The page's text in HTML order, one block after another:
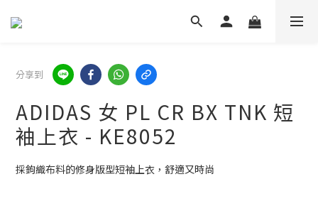
分享到
ADIDAS 女 PL CR BX TNK 短
袖上衣 - KE8052
採鉤織布料的修身版型短袖上衣，舒適又時尚